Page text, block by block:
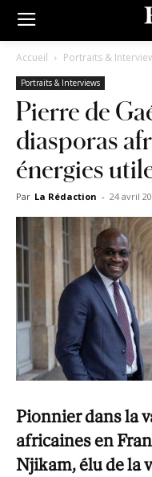
Accueil Portraits &
Portraits & Interviews
Pierre de
diasporas
énergies
Par La Rédaction - 24 avril
Pionnier dans la
africaines en
Njikam, élu de la